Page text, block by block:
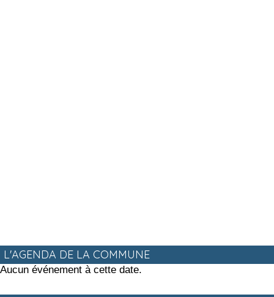
L'AGENDA DE LA COMMUNE
Aucun événement à cette date.